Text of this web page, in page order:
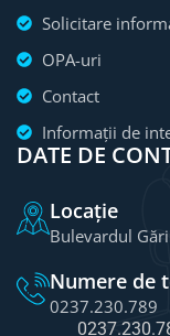
Solicitare
OPA-uri
Contact
Informații de
DATE DE
Locație
Bulevardul
Numere de
0237.230.789